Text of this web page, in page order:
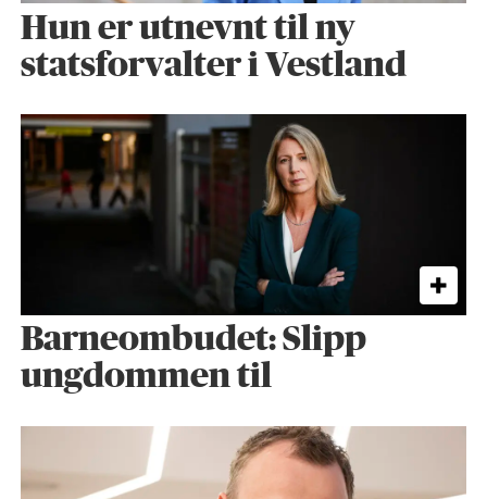
Hun er utnevnt til ny
statsforvalter i Vestland
Barneombudet: Slipp
ungdommen til